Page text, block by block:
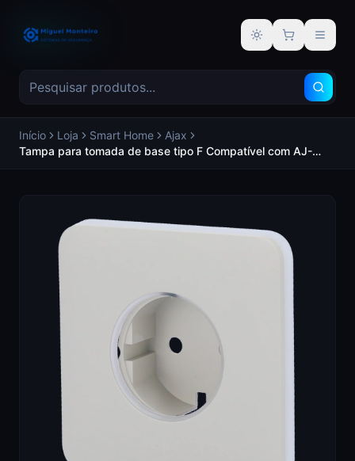
Alternar tema
Início Loja Smart Home
Ajax
Tampa para tomada de base tipo F Compatível com AJ-